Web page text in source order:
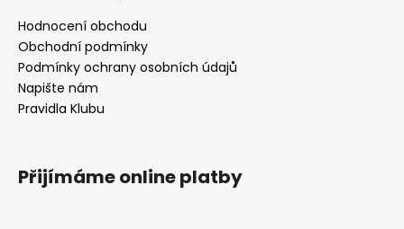
Hodnocení obchodu
Obchodní podmínky
Podmínky ochrany osobních údajů
Napište nám
Pravidla Klubu
Přijímáme online platby